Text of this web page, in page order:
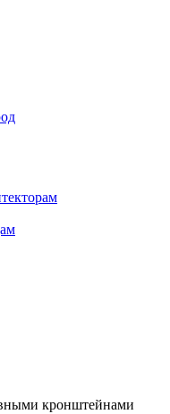
кронштейнами